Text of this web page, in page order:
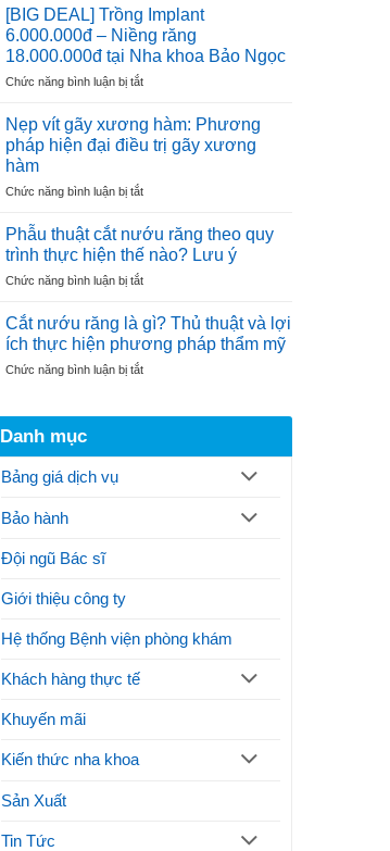
Cho
100
Trụ
Đầu
Tiên
Đãi
Niềng
Răng
18.000.000đ
–
Mắc
Cài
–
Noel”
[BIG DEAL] Trồng Implant
6.000.000đ – Niềng răng
18.000.000đ tại Nha khoa Bảo Ngọc
Chức năng bình luận bị tắtở
DEAL]
Trồng
Implant
–
răng
18.000.000đ
tại
Nha
Bảo
Ngọc
Nẹp vít gãy xương hàm: Phương
pháp hiện đại điều trị gãy xương
hàm
Chức năng bình luận bị tắtở
vít
gãy
xương
hàm:
pháp
hiện
điều
Phẫu thuật cắt nướu răng theo quy
trình thực hiện thế nào? Lưu ý
Chức năng bình luận bị tắtở
thuật
cắt
nướu
răng
Cắt nướu răng là gì? Thủ thuật và lợi
ích thực hiện phương pháp thẩm mỹ
Chức năng bình luận bị tắtở
gì?
thẩm
Danh mục
Bảng giá dịch vụ
Bảo hành
Đội ngũ Bác sĩ
Giới thiệu công ty
Hệ thống Bệnh viện phòng khám
Khách hàng thực tế
Khuyến mãi
Kiến thức nha khoa
Sản Xuất
Tin Tức